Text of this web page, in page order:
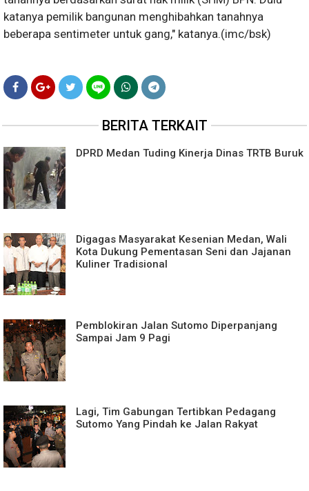
katanya pemilik bangunan menghibahkan tanahnya
beberapa sentimeter untuk gang," katanya.(imc/bsk)
BERITA TERKAIT
DPRD Medan Tuding Kinerja Dinas TRTB Buruk
Digagas Masyarakat Kesenian Medan, Wali
Kota Dukung Pementasan Seni dan Jajanan
Kuliner Tradisional
Pemblokiran Jalan Sutomo Diperpanjang
Sampai Jam 9 Pagi
Lagi, Tim Gabungan Tertibkan Pedagang
Sutomo Yang Pindah ke Jalan Rakyat